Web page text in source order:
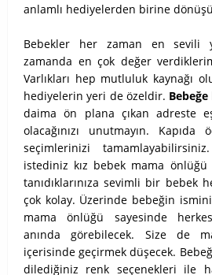
anlamlı hediyelerden birine
Bebekler her zaman en sevili
zamanda en çok değer
Varlıkları hep mutluluk kaynağı
hediyelerin yeri de özeldir.
daima ön plana çıkan adreste
olacağınızı unutmayın. Kapıda
seçimlerinizi
istediniz kız bebek mama
tanıdıklarınıza sevimli bir bebek
çok kolay. Üzerinde bebeğin
mama önlüğü sayesinde
anında görebilecek. Size de
içerisinde geçirmek düşecek.
dilediğiniz renk seçenekleri ile